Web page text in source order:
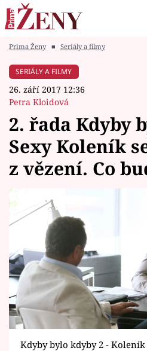
Módní alarm
Témata
Celebrity
Vztahy
Seriály
Horoskopy
Sledujte prima+
Filmový festival
Prima Ženy ■ Seriály a filmy
SERIÁLY A FILMY
26. září 2017 12:36
Petra Kloidová
2. řada Kdyby
Sexy Koleník
z vězení. Co
Kdyby bylo kdyby 2 - Koleník